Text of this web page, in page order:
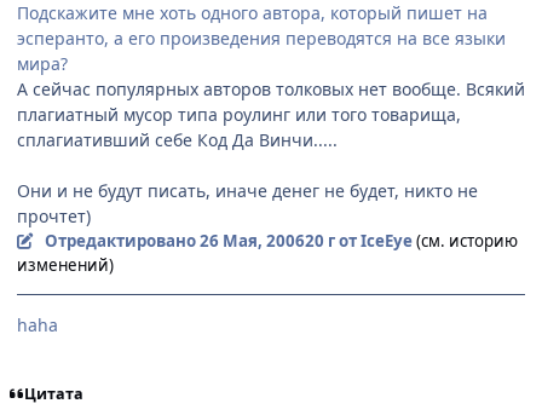
Подскажите мне хоть одного автора, который пишет на
эсперанто, а его произведения переводятся на все языки
мира?
А сейчас популярных авторов толковых нет вообще. Всякий
плагиатный мусор типа роулинг или того товарища,
сплагиативший себе Код Да Винчи.....
Они и не будут писать, иначе денег не будет, никто не
прочтет)
Отредактировано26 Мая, 200620 гот IceEye(см. историю
изменений)
haha
Цитата